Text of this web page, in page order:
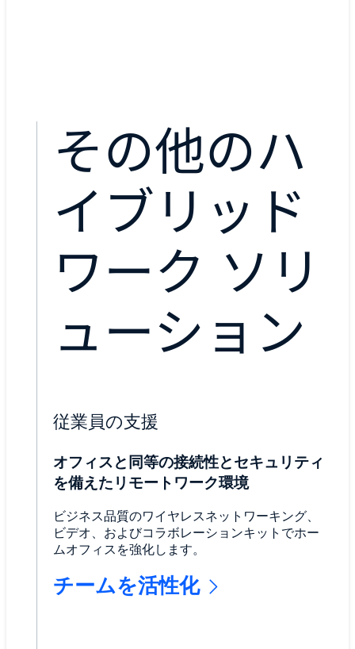
その他のハ
イブリッド
ワーク ソリ
ューション
従業員の支援
オフィスと同等の接続性とセキュリティ
を備えたリモートワーク環境
ビジネス品質のワイヤレスネットワーキング、
ビデオ、およびコラボレーションキットでホー
ムオフィスを強化します。
チームを活性化